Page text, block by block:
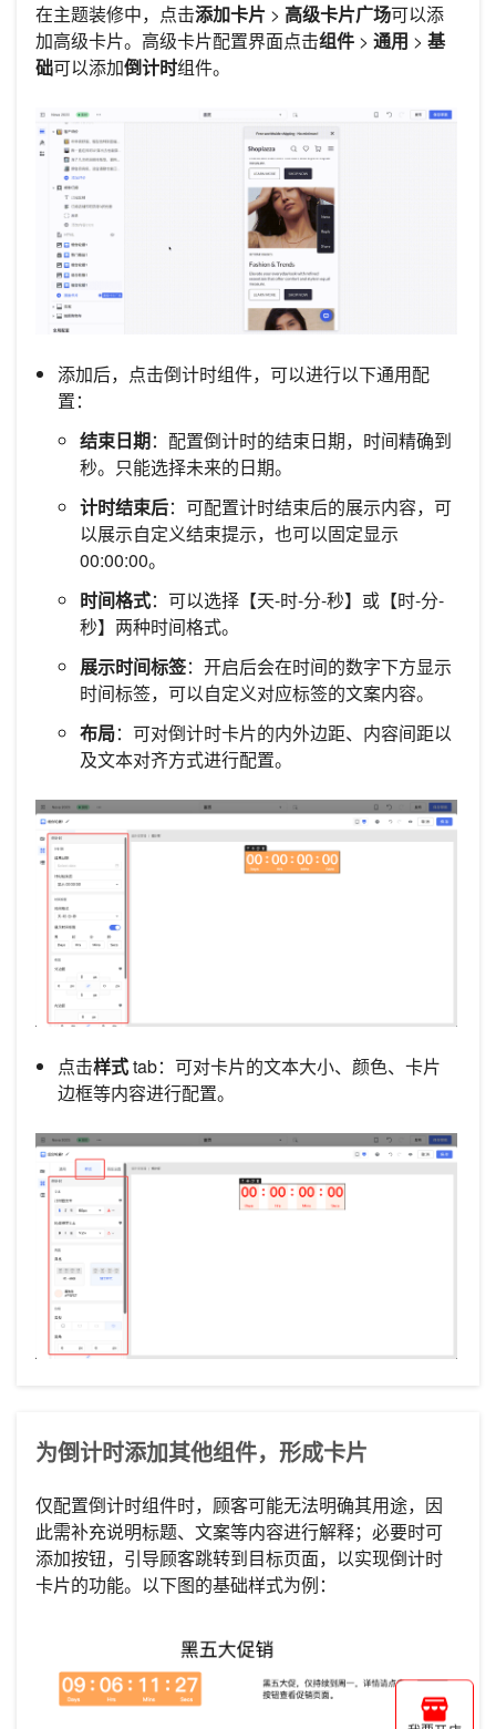
在主题装修中，点击添加卡片 > 高级卡片广场可以添
加高级卡片。高级卡片配置界面点击组件 > 通用 > 基
础可以添加倒计时组件。
添加后，点击倒计时组件，可以进行以下通用配
置：
结束日期：配置倒计时的结束日期，时间精确到
秒。只能选择未来的日期。
计时结束后：可配置计时结束后的展示内容，可
以展示自定义结束提示，也可以固定显示
00:00:00。
时间格式：可以选择【天-时-分-秒】或【时-分-
秒】两种时间格式。
展示时间标签：开启后会在时间的数字下方显示
时间标签，可以自定义对应标签的文案内容。
布局：可对倒计时卡片的内外边距、内容间距以
及文本对齐方式进行配置。
点击样式tab：可对卡片的文本大小、颜色、卡片
边框等内容进行配置。
为倒计时添加其他组件，形成卡片
仅配置倒计时组件时，顾客可能无法明确其用途，因
此需补充说明标题、文案等内容进行解释；必要时可
添加按钮，引导顾客跳转到目标页面，以实现倒计时
卡片的功能。以下图的基础样式为例：